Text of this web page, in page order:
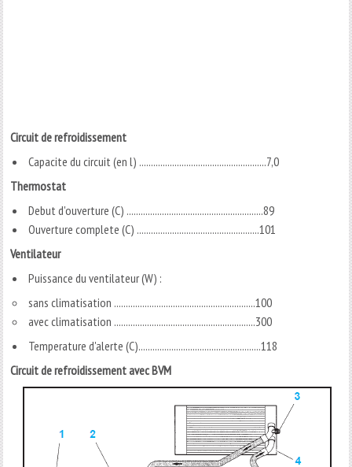
Circuit de refroidissement
Capacite du circuit (en l) ......................................................7,0
Thermostat
Debut d'ouverture (C) ..........................................................89
Ouverture complete (C) ....................................................101
Ventilateur
Puissance du ventilateur (W) :
sans climatisation ............................................................100
avec climatisation ............................................................300
Temperature d'alerte (C)....................................................118
Circuit de refroidissement avec BVM